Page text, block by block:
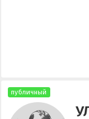
публичный